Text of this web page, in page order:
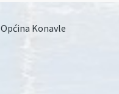
Općina Konavle